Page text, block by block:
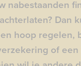
nabestaanden
Dan
hoop regelen,
of een